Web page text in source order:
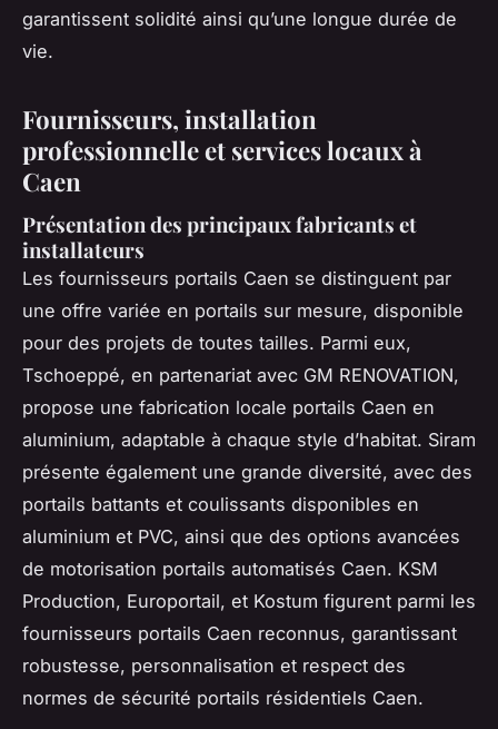
garantissent solidité ainsi qu’une longue durée de
vie.
Fournisseurs, installation
professionnelle et services locaux à
Caen
Présentation des principaux fabricants et
installateurs
Les fournisseurs portails Caen se distinguent par
une offre variée en portails sur mesure, disponible
pour des projets de toutes tailles. Parmi eux,
Tschoeppé, en partenariat avec GM RENOVATION,
propose une fabrication locale portails Caen en
aluminium, adaptable à chaque style d’habitat. Siram
présente également une grande diversité, avec des
portails battants et coulissants disponibles en
aluminium et PVC, ainsi que des options avancées
de motorisation portails automatisés Caen. KSM
Production, Europortail, et Kostum figurent parmi les
fournisseurs portails Caen reconnus, garantissant
robustesse, personnalisation et respect des
normes de sécurité portails résidentiels Caen.